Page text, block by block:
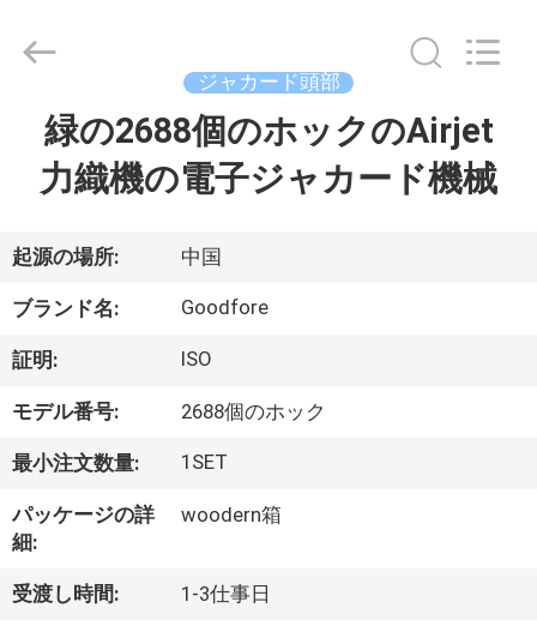
製
品
ビ
デ
わ
Copyright
Goodfore
ジャカード頭部
緑の2688個のホックのAirjet
力織機の電子ジャカード機械
起源の場所: 中国
ブランド名: Goodfore
証明: ISO
モデル番号: 2688個のホック
最小注文数量: 1SET
パッケージの詳
細:
woodern箱
受渡し時間: 1-3仕事日